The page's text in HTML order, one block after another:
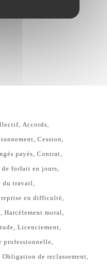
Accords
Cession
payés Contrat
de forfait en jours
du travail
en difficulté
Harcèlement moral
Licenciement
professionnelle
Obligation de reclassement